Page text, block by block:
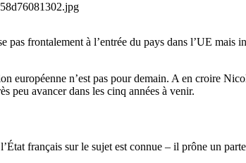
pas frontalement à l’entrée du pays dans l’UE
européenne n’est pas pour demain. A en croire
peu avancer dans les cinq années à venir.
français sur le sujet est connue – il prône un